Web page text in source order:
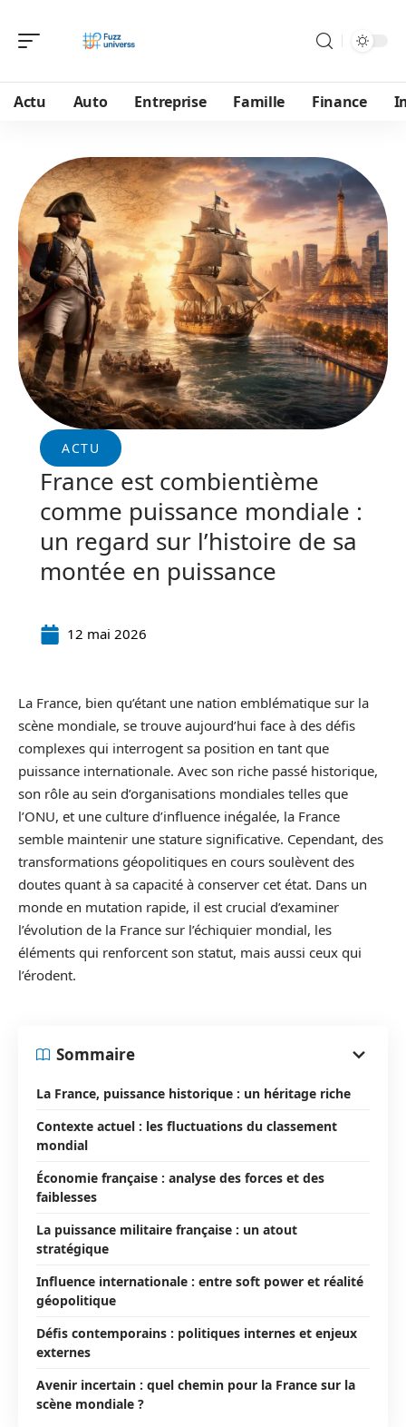
Actu Auto Entreprise Famille Finance
ACTU
France est combientième
comme puissance mondiale :
un regard sur l’histoire de sa
montée en puissance
12 mai 2026
La France, bien qu’étant une nation emblématique sur la
scène mondiale, se trouve aujourd’hui face à des défis
complexes qui interrogent sa position en tant que
puissance internationale. Avec son riche passé historique,
son rôle au sein d’organisations mondiales telles que
l’ONU, et une culture d’influence inégalée, la France
semble maintenir une stature significative. Cependant, des
transformations géopolitiques en cours soulèvent des
doutes quant à sa capacité à conserver cet état. Dans un
monde en mutation rapide, il est crucial d’examiner
l’évolution de la France sur l’échiquier mondial, les
éléments qui renforcent son statut, mais aussi ceux qui
l’érodent.
Sommaire
La France, puissance historique : un héritage riche
Contexte actuel : les fluctuations du classement
mondial
Économie française : analyse des forces et des
faiblesses
La puissance militaire française : un atout
stratégique
Influence internationale : entre soft power et réalité
géopolitique
Défis contemporains : politiques internes et enjeux
externes
Avenir incertain : quel chemin pour la France sur la
scène mondiale ?